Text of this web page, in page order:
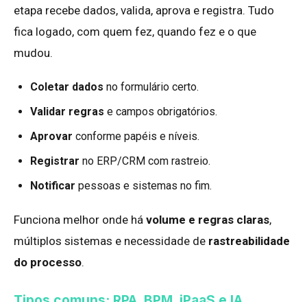
etapa recebe dados, valida, aprova e registra. Tudo
fica logado, com quem fez, quando fez e o que
mudou.
Coletar dados no formulário certo.
Validar regras e campos obrigatórios.
Aprovar conforme papéis e níveis.
Registrar no ERP/CRM com rastreio.
Notificar pessoas e sistemas no fim.
Funciona melhor onde há volume e regras claras,
múltiplos sistemas e necessidade de rastreabilidade
do processo.